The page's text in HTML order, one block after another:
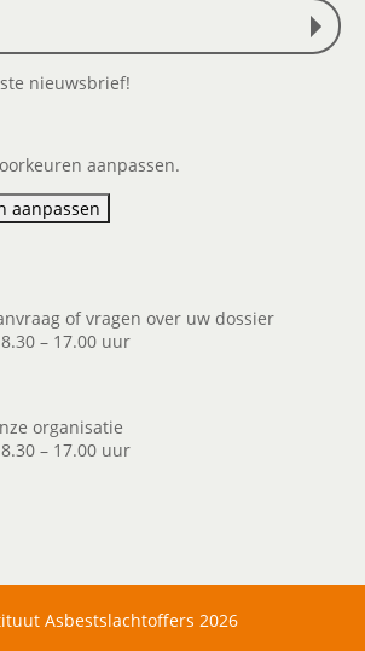
nieuwsbrief!
aanpassen.
aanpassen
of vragen over uw dossier
– 17.00 uur
organisatie
– 17.00 uur
Asbestslachtoffers 2026